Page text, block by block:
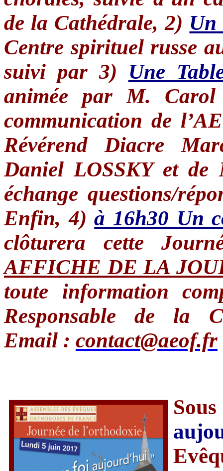
de la Cathédrale, 2) Un
Centre spirituel russe
suivi par 3) Une
animée par M. Carol
communication de
Révérend Diacre
Daniel LOSSKY et
échange questions/
Enfin, 4)à 16h30 Un
clôturera cette
AFFICHE DE LA
toute information
Responsable de la
Email : contact@aeof.fr